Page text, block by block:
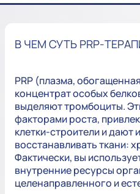
В ЧЕМ СУТЬ PRP-
PRP (плазма,
концентрат особых
выделяют тромбоциты.
факторами роста,
клетки-строители и дают
восстанавливать ткани:
Фактически, вы
внутренние ресурсы
целенаправленного и